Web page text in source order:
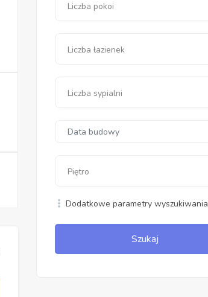
Liczba pokoi
Liczba łazienek
Liczba sypialni
Piętro
Dodatkowe parametry wyszukiwania
Szukaj